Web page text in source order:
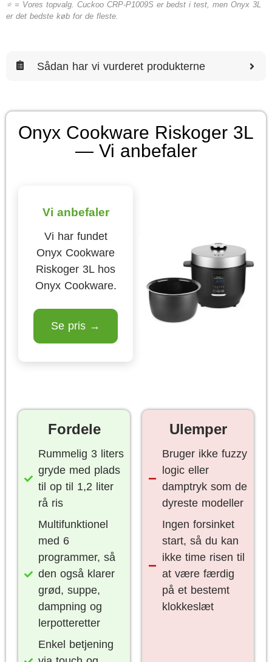
⭐ = Vores topvalg. Cuckoo CRP-P1009S er bedst i test, men Onyx 3L
er det bedste køb for de fleste.
Sådan har vi vurderet produkterne
Onyx Cookware Riskoger 3L
— Vi anbefaler
Vi anbefaler
Vi har fundet
Onyx Cookware
Riskoger 3L hos
Onyx Cookware.
Se pris →
Fordele
Rummelig 3 liters
gryde med plads
til op til 1,2 liter
rå ris
Multifunktionel
med 6
programmer, så
den også klarer
grød, suppe,
dampning og
lerpotteretter
Enkel betjening
Ulemper
Bruger ikke fuzzy
logic eller
damptryk som de
dyreste modeller
Ingen forsinket
start, så du kan
ikke time risen til
at være færdig
på et bestemt
klokkeslæt